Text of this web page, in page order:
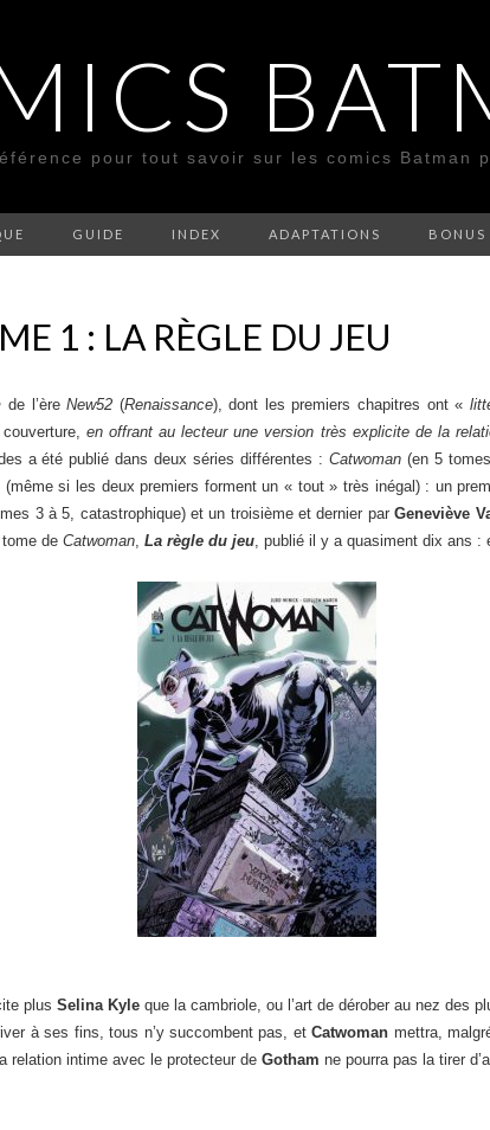
pour tout savoir sur les comics Batman
GUIDE INDEX ADAPTATIONS BONUS
1 : LA RÈGLE DU JEU
de l’èreNew52 (Renaissance), dont les premiers chapitres ont «
en offrant au lecteur une version très explicite de la
a été publié dans deux séries différentes : Catwoman(en 5
(même si les deux premiers forment un « tout » très inégal) : un
3 à 5, catastrophique) et un troisième et dernier parGeneviève
de Catwoman, La règle du jeu, publié il y a quasiment dix ans :
plus Selina Kyleque la cambriole, ou l’art de dérober au nez des
à ses fins, tous n’y succombent pas, etCatwoman mettra,
relation intime avec le protecteur de Gotham ne pourra pas la tirer